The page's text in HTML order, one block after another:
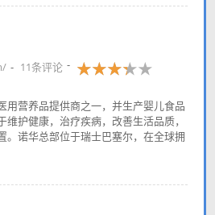
11条评论
用营养品提供商之一，并生产婴儿食品
护健康，治疗疾病，改善生活品质，
。诺华总部位于瑞士巴塞尔，在全球拥